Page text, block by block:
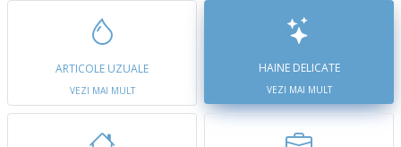
ARTICOLE UZUALE
VEZI MAI MULT
HAINE DELICATE
VEZI MAI MULT